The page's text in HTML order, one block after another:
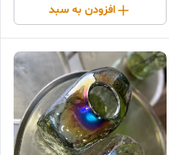
افزودن به سبد